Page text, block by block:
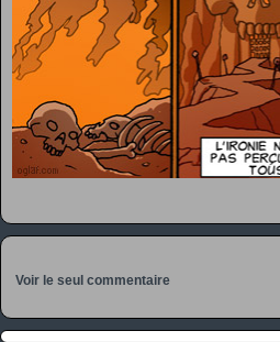
Voir le seul commentaire